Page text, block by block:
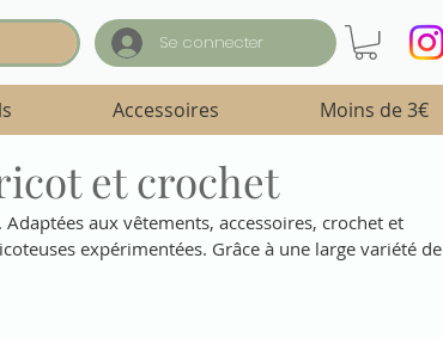
Se connecter
Accessoires Moins de 3€
et crochet
aux vêtements, accessoires, crochet et
expérimentées. Grâce à une large variété de